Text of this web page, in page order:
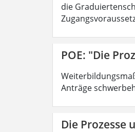
die
POE: "Die
Anträge
Die Prozesse